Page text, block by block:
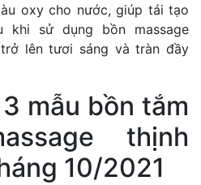
oxy cho nước, giúp tái tạo
khi sử dụng bồn massage
lên tươi sáng và tràn đầy
mẫu bồn tắm
thịnh
10/2021